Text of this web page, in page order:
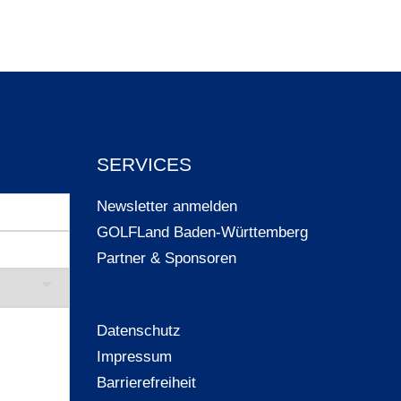
SERVICES
Newsletter anmelden
GOLFLand Baden-Württemberg
Partner & Sponsoren
Datenschutz
Impressum
Barrierefreiheit